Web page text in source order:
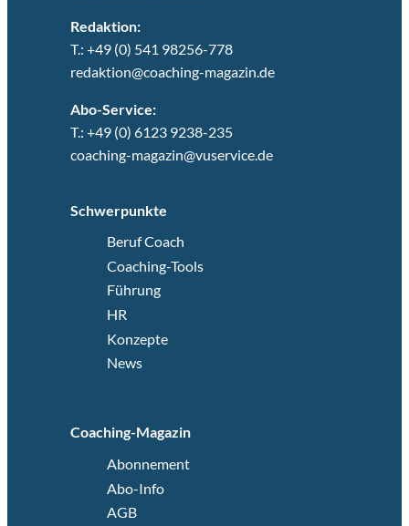
Redaktion:
T.: +49 (0) 541 98256-778
redaktion@coaching-magazin.de
Abo-Service:
T.: +49 (0) 6123 9238-235
coaching-magazin@vuservice.de
Schwerpunkte
Beruf Coach
Coaching-Tools
Führung
HR
Konzepte
News
Coaching-Magazin
Abonnement
Abo-Info
AGB